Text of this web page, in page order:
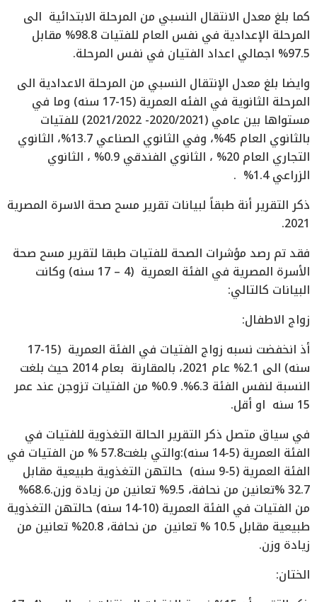
كما بلغ معدل الانتقال النسبي من المرحلة الابتدائية الى
المرحلة الإعدادية في نفس العام للفتيات 98.8% مقابل
97.5% اجمالي اعداد الفتيان في نفس المرحلة.
وايضا بلغ معدل الإنتقال النسبي من المرحلة الاعدادية الى
المرحلة الثانوية في الفئه العمرية (15-17 سنه) وما في
مستواها بين عامي (2020/2021- 2021/2022) للفتيات
بالثانوي العام 45%، وفي الثانوي الصناعي 13.7%، الثانوي
التجاري العام 20% ، الثانوي الفندقي 0.9% ، الثانوي
الزراعي 1.4% .
ذكر التقرير أنة طبقاً لبيانات تقرير مسح صحة الاسرة المصرية
2021.
فقد تم رصد مؤشرات الصحة للفتيات طبقا لتقرير مسح صحة
الأسرة المصرية في الفئة العمرية (4 – 17 سنه) وكانت
البيانات كالتالي:
زواج الاطفال:
أذ انخفضت نسبه زواج الفتيات في الفئة العمرية (15-17
سنه) الى 2.1% عام 2021، بالمقارنة بعام 2014 حيث بلغت
النسبة لنفس الفئة 6.3%. 0.9% من الفتيات تزوجن عند عمر
15 سنه او أقل.
في سياق متصل ذكر التقرير الحالة التغذوية للفتيات في
الفئة العمرية (5-14 سنه):والتي بلغت57.8 % من الفتيات في
الفئة العمرية (5-9 سنه) حالتهن التغذوية طبيعية مقابل
32.7 %تعانين من نحافة، 9.5% تعانين من زيادة وزن.68.6%
من الفتيات في الفئة العمرية (10-14 سنه) حالتهن التغذوية
طبيعية مقابل 10.5 % تعانين من نحافة، 20.8% تعانين من
زيادة وزن.
الختان: